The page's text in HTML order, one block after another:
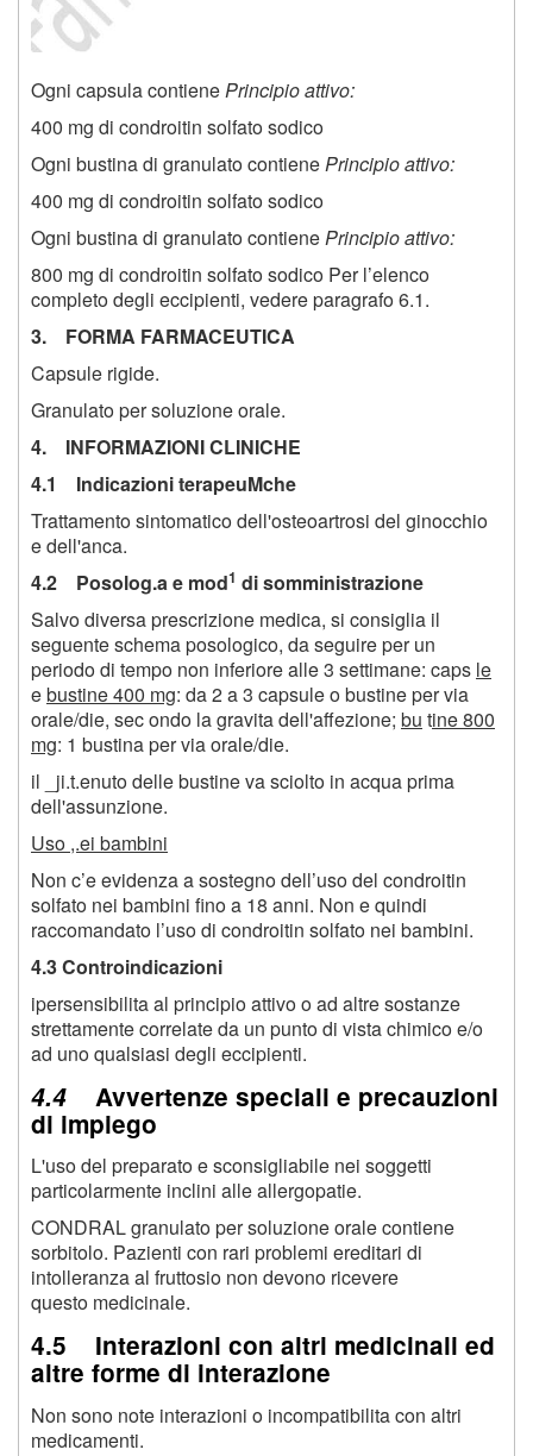
Ogni capsula contiene Principio attivo:
400 mg di condroitin solfato sodico
Ogni bustina di granulato contiene Principio attivo:
400 mg di condroitin solfato sodico
Ogni bustina di granulato contiene Principio attivo:
800 mg di condroitin solfato sodico Per l’elenco
completo degli eccipienti, vedere paragrafo 6.1.
3. FORMA FARMACEUTICA
Capsule rigide.
Granulato per soluzione orale.
4. INFORMAZIONI CLINICHE
4.1 Indicazioni terapeuMche
Trattamento sintomatico dell'osteoartrosi del ginocchio
e dell'anca.
4.2 Posolog.a e mod1 di somministrazione
Salvo diversa prescrizione medica, si consiglia il
seguente schema posologico, da seguire per un
periodo di tempo non inferiore alle 3 settimane: caps le
ebustine 400 mg: da 2 a 3 capsule o bustine per via
orale/die, sec ondo la gravita dell'affezione; bu tine 800
mg: 1 bustina per via orale/die.
il _ji.t.enuto delle bustine va sciolto in acqua prima
dell'assunzione.
Uso ,.ei bambini
Non c’e evidenza a sostegno dell’uso del condroitin
solfato nei bambini fino a 18 anni. Non e quindi
raccomandato l’uso di condroitin solfato nei bambini.
4.3 Controindicazioni
ipersensibilita al principio attivo o ad altre sostanze
strettamente correlate da un punto di vista chimico e/o
ad uno qualsiasi degli eccipienti.
4.4 Avvertenze speciali e precauzioni
di impiego
L'uso del preparato e sconsigliabile nei soggetti
particolarmente inclini alle allergopatie.
CONDRAL granulato per soluzione orale contiene
sorbitolo. Pazienti con rari problemi ereditari di
intolleranza al fruttosio non devono ricevere
questo medicinale.
4.5 Interazioni con altri medicinali ed
altre forme di interazione
Non sono note interazioni o incompatibilita con altri
medicamenti.